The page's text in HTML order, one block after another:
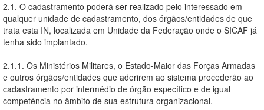
2.1. O cadastramento poderá ser realizado pelo interessado em
qualquer unidade de cadastramento, dos órgãos/entidades de que
trata esta IN, localizada em Unidade da Federação onde o SICAF já
tenha sido implantado.
2.1.1. Os Ministérios Militares, o Estado-Maior das Forças Armadas
e outros órgãos/entidades que aderirem ao sistema procederão ao
cadastramento por intermédio de órgão específico e de igual
competência no âmbito de sua estrutura organizacional.